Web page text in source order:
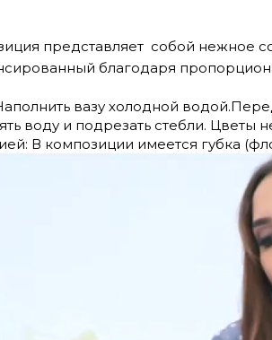
представляет собой нежное
благодаря
вазу холодной
воду и подрезать стебли. Цветы
В композиции имеется губка